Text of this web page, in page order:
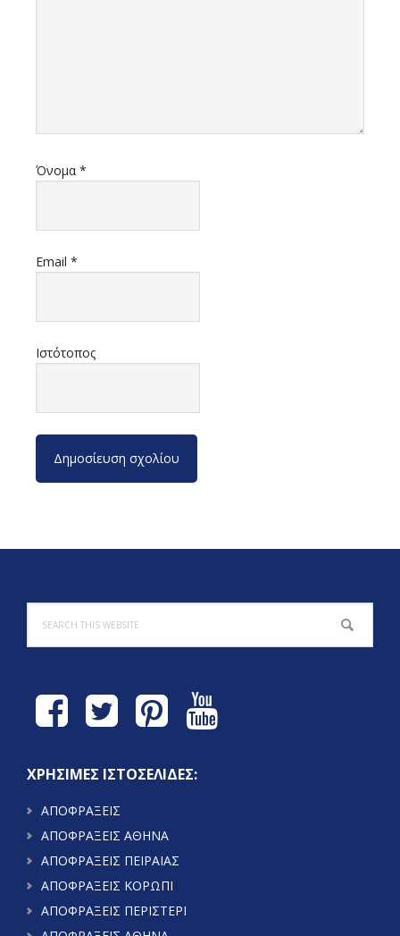
Όνομα *
Email *
Ιστότοπος
this
website
ΧΡΗΣΙΜΕΣ ΙΣΤΟΣΕΛΙΔΕΣ:
ΑΠΟΦΡΑΞΕΙΣ
ΑΠΟΦΡΑΞΕΙΣ ΑΘΗΝΑ
ΑΠΟΦΡΑΞΕΙΣ ΠΕΙΡΑΙΑΣ
ΑΠΟΦΡΑΞΕΙΣ ΚΟΡΩΠΙ
ΑΠΟΦΡΑΞΕΙΣ ΠΕΡΙΣΤΕΡΙ